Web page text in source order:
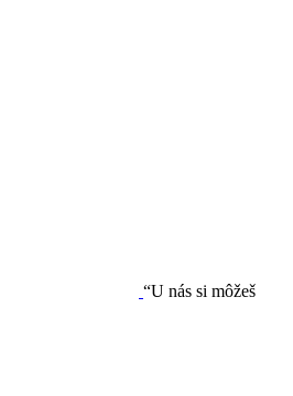
“U nás si môžeš